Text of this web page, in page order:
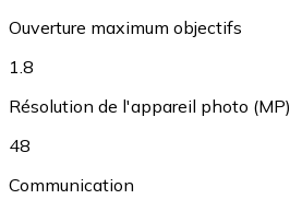
Ouverture maximum objectifs
1.8
Résolution de l'appareil photo (MP)
48
Communication